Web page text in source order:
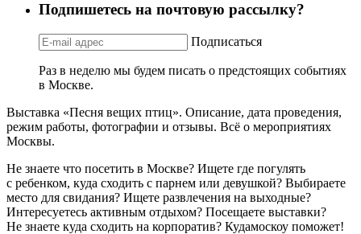
Подпишетесь на почтовую рассылку?
Подписаться
Раз в неделю мы будем писать о предстоящих событиях
в Москве.
Выставка «Песня вещих птиц». Описание, дата проведения,
режим работы, фотографии и отзывы. Всё о мероприятиях
Москвы.
Не знаете что посетить в Москве? Ищете где погулять
с ребенком, куда сходить с парнем или девушкой? Выбираете
место для свидания? Ищете развлечения на выходные?
Интересуетесь активным отдыхом? Посещаете выставки?
Не знаете куда сходить на корпоратив? Кудамоскоу поможет!